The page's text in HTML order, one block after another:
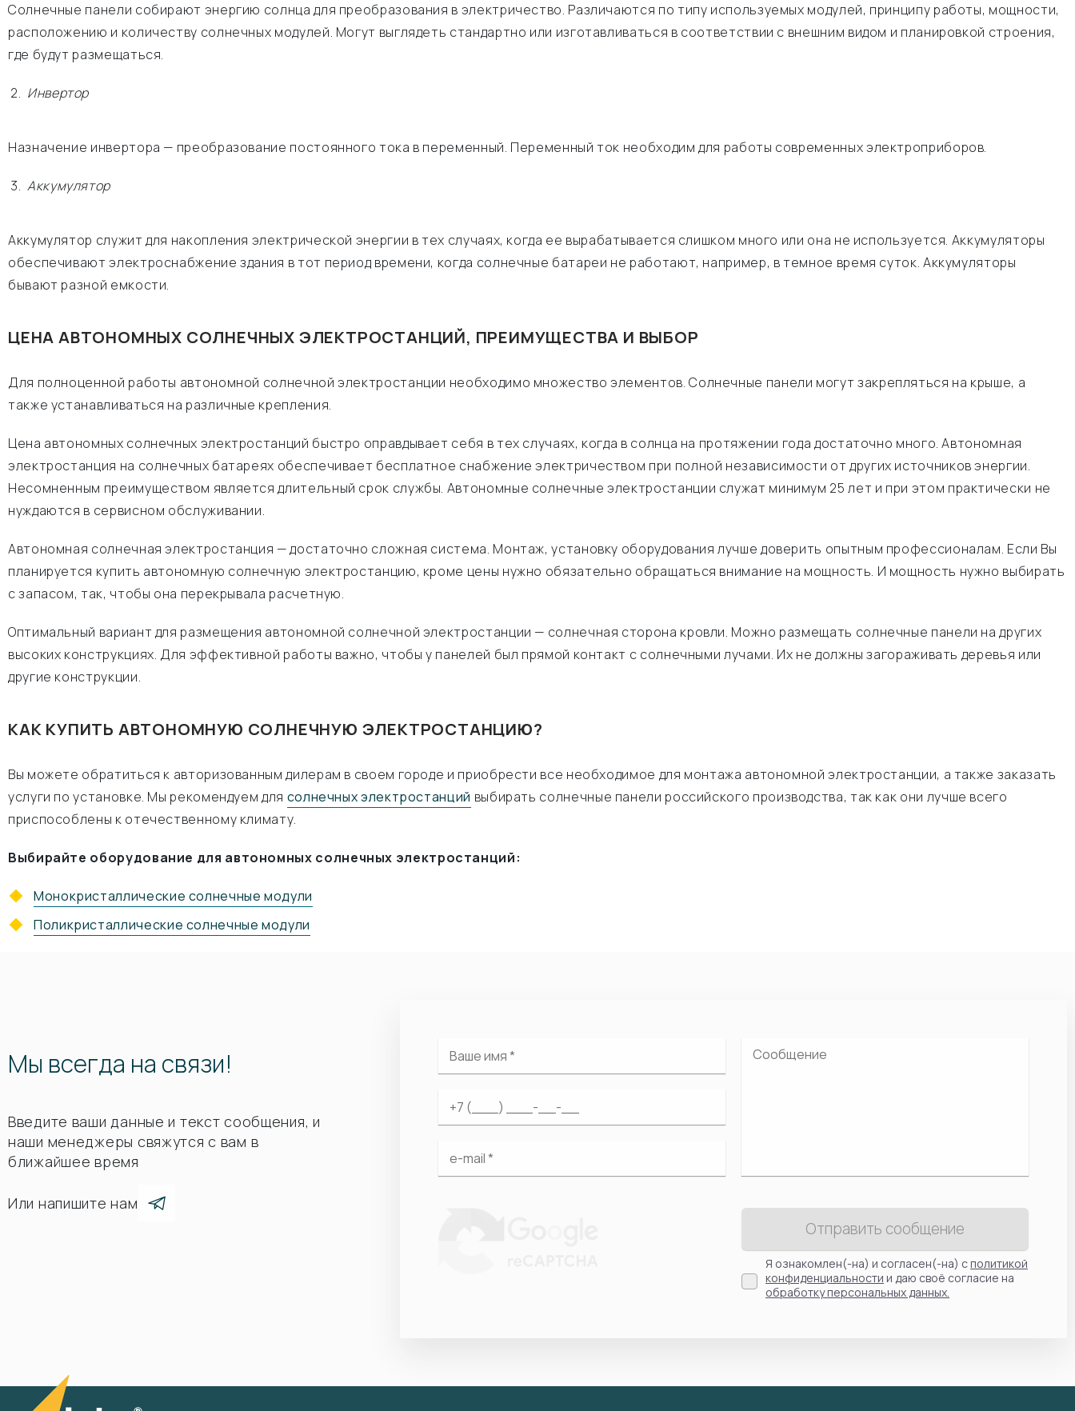
Солнечные панели собирают энергию солнца для преобразования в электричество. Различаются по типу используемых модулей, принципу работы, мощности,
расположению и количеству солнечных модулей. Могут выглядеть стандартно или изготавливаться в соответствии с внешним видом и планировкой строения,
где будут размещаться.
Инвертор
Назначение инвертора — преобразование постоянного тока в переменный. Переменный ток необходим для работы современных электроприборов.
Аккумулятор
Аккумулятор служит для накопления электрической энергии в тех случаях, когда ее вырабатывается слишком много или она не используется. Аккумуляторы
обеспечивают электроснабжение здания в тот период времени, когда солнечные батареи не работают, например, в темное время суток. Аккумуляторы
бывают разной емкости.
ЦЕНА АВТОНОМНЫХ СОЛНЕЧНЫХ ЭЛЕКТРОСТАНЦИЙ, ПРЕИМУЩЕСТВА И ВЫБОР
Для полноценной работы автономной солнечной электростанции необходимо множество элементов. Солнечные панели могут закрепляться на крыше, а
также устанавливаться на различные крепления.
Цена автономных солнечных электростанций быстро оправдывает себя в тех случаях, когда в солнца на протяжении года достаточно много. Автономная
электростанция на солнечных батареях обеспечивает бесплатное снабжение электричеством при полной независимости от других источников энергии.
Несомненным преимуществом является длительный срок службы. Автономные солнечные электростанции служат минимум 25 лет и при этом практически не
нуждаются в сервисном обслуживании.
Автономная солнечная электростанция — достаточно сложная система. Монтаж, установку оборудования лучше доверить опытным профессионалам. Если Вы
планируется купить автономную солнечную электростанцию, кроме цены нужно обязательно обращаться внимание на мощность. И мощность нужно выбирать
с запасом, так, чтобы она перекрывала расчетную.
Оптимальный вариант для размещения автономной солнечной электростанции — солнечная сторона кровли. Можно размещать солнечные панели на других
высоких конструкциях. Для эффективной работы важно, чтобы у панелей был прямой контакт с солнечными лучами. Их не должны загораживать деревья или
другие конструкции.
КАК КУПИТЬ АВТОНОМНУЮ СОЛНЕЧНУЮ ЭЛЕКТРОСТАНЦИЮ?
Вы можете обратиться к авторизованным дилерам в своем городе и приобрести все необходимое для монтажа автономной электростанции, а также заказать
услуги по установке. Мы рекомендуем для солнечных электростанций выбирать солнечные панели российского производства, так как они лучше всего
приспособлены к отечественному климату.
Выбирайте оборудование для автономных солнечных электростанций:
Монокристаллические солнечные модули
Поликристаллические солнечные модули
Мы всегда на связи!
Введите ваши данные и текст сообщения, и
наши менеджеры свяжутся с вам в
ближайшее время
Или напишите нам
Отправить сообщение
Я ознакомлен(-на) и согласен(-на) сполитикой
конфиденциальности и даю своё согласие на
обработку персональных данных.